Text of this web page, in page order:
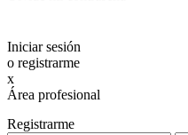
Iniciar sesión
o registrarme
x
Área profesional
Registrarme